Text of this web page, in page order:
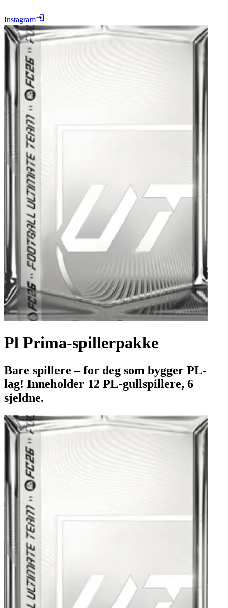
Instagram
Pl Prima-spillerpakke
Bare spillere – for deg som bygger PL-
lag! Inneholder 12 PL-gullspillere, 6
sjeldne.